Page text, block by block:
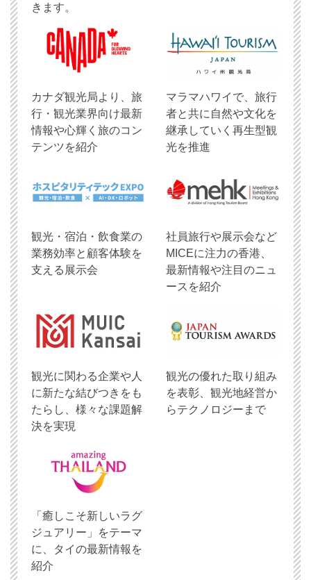
きます。
​カナダ観光局より、旅
行・観光業界向け最新
情報や心輝く旅のコン
テンツを紹介
マラマハワイで、旅行
者と共に自然や文化を
継承していく再生型観
光を推進
観光・宿泊・飲食業の
業務効率と顧客体験を
支える展示会
社員旅行や展示会など
MICEに注力の香港、
最新情報や注目のニュ
ースを紹介
観光に関わる企業や人
に新たな結びつきをも
たらし、様々な課題解
決を実現
観光の優れた取り組み
を表彰、観光地経営か
らテクノロジーまで
「癒しこそ新しいラグ
ジュアリー」をテーマ
に、タイの最新情報を
紹介